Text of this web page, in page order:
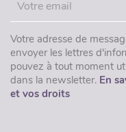
Votre adresse de
envoyer les lettres
pouvez à tout moment
dans la newsletter. En
et vos droits